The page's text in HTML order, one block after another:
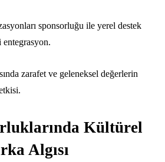
sponsorluğu ile yerel destek
entegrasyon.
zarafet ve geleneksel değerlerin
Kültürel
Algısı